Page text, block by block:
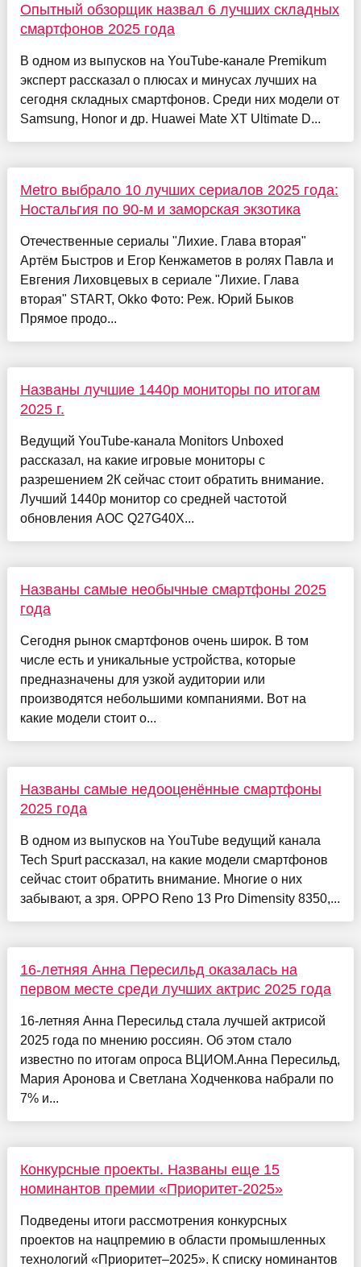
Опытный обзорщик назвал 6 лучших складных
смартфонов 2025 года
В одном из выпусков на YouTube-канале Premikum
эксперт рассказал о плюсах и минусах лучших на
сегодня складных смартфонов. Среди них модели от
Samsung, Honor и др. Huawei Mate XT Ultimate D...
Metro выбрало 10 лучших сериалов 2025 года:
Ностальгия по 90-м и заморская экзотика
Отечественные сериалы "Лихие. Глава вторая"
Артём Быстров и Егор Кенжаметов в ролях Павла и
Евгения Лиховцевых в сериале "Лихие. Глава
вторая" START, Okko Фото: Реж. Юрий Быков
Прямое продо...
Названы лучшие 1440p мониторы по итогам
2025 г.
Ведущий YouTube-канала Monitors Unboxed
рассказал, на какие игровые мониторы с
разрешением 2К сейчас стоит обратить внимание.
Лучший 1440р монитор со средней частотой
обновления AOC Q27G40X...
Названы самые необычные смартфоны 2025
года
Сегодня рынок смартфонов очень широк. В том
числе есть и уникальные устройства, которые
предназначены для узкой аудитории или
производятся небольшими компаниями. Вот на
какие модели стоит о...
Названы самые недооценённые смартфоны
2025 года
В одном из выпусков на YouTube ведущий канала
Tech Spurt рассказал, на какие модели смартфонов
сейчас стоит обратить внимание. Многие о них
забывают, а зря. OPPO Reno 13 Pro Dimensity 8350,...
16-летняя Анна Пересильд оказалась на
первом месте среди лучших актрис 2025 года
16-летняя Анна Пересильд стала лучшей актрисой
2025 года по мнению россиян. Об этом стало
известно по итогам опроса ВЦИОМ.Анна Пересильд,
Мария Аронова и Светлана Ходченкова набрали по
7% и...
Конкурсные проекты. Названы еще 15
номинантов премии «Приоритет-2025»
Подведены итоги рассмотрения конкурсных
проектов на нацпремию в области промышленных
технологий «Приоритет–2025». К списку номинантов